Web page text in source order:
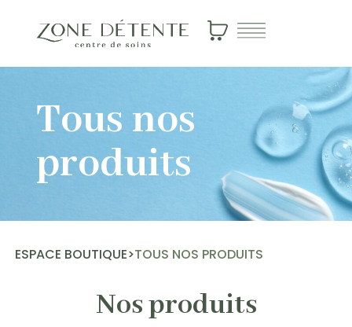
Tous nos
produits
ESPACE BOUTIQUE>TOUS NOS PRODUITS
Nos produits